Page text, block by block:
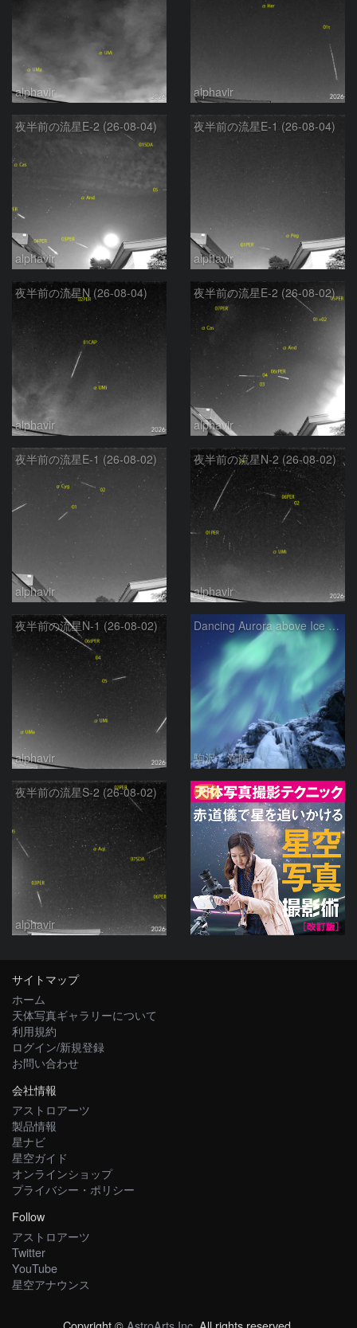
alphavir alphavir
夜半前の流星E-2 (26-08-04)
alphavir
夜半前の流星E-1 (26-08-04)
alphavir
夜半前の流星N (26-08-04)
alphavir
夜半前の流星E-2 (26-08-02)
alphavir
夜半前の流星E-1 (26-08-02)
alphavir
夜半前の流星N-2 (26-08-02)
alphavir
夜半前の流星N-1 (26-08-02)
alphavir
Dancing Aurora above Ice Fall
駒沢 満晴
夜半前の流星S-2 (26-08-02)
alphavir
PR
サイトマップ
ホーム
天体写真ギャラリーについて
利用規約
ログイン/新規登録
お問い合わせ
会社情報
アストロアーツ
製品情報
星ナビ
星空ガイド
オンラインショップ
プライバシー・ポリシー
Follow
アストロアーツ
Twitter
YouTube
星空アナウンス